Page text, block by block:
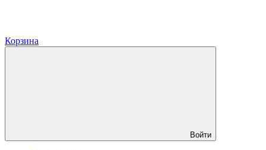
Корзина
Войти